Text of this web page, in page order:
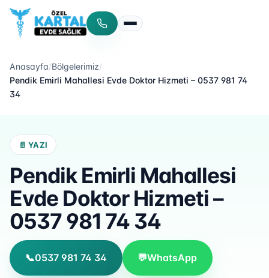
Menüyü aç/kapat
Anasayfa/Bölgelerimiz/
Pendik Emirli Mahallesi Evde Doktor Hizmeti – 0537 981 74
34
📄 YAZI
Pendik Emirli Mahallesi
Evde Doktor Hizmeti –
0537 981 74 34
📞0537 981 74 34 💬WhatsApp